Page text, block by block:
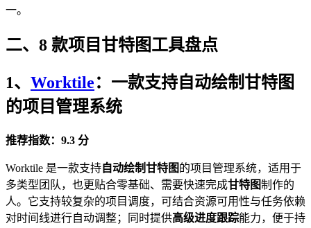
一。
二、8 款项目甘特图工具盘点
1、 Worktile：一款支持 自动绘制甘特图
的项目管理系统
推荐指数：9.3 分
Worktile 是一款支持自动绘制甘特图的项目管理系统，适用于
多类型团队，也更贴合零基础、需要快速完成甘特图制作的
人。它支持较复杂的项目调度，可结合资源可用性与任务依赖
对时间线进行自动调整；同时提供高级进度跟踪能力，便于持